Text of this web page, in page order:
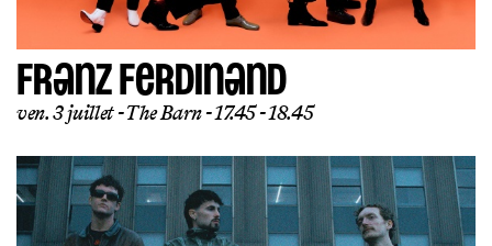
FRANZ FERDINAND
ven. 3 juillet The Barn 17.45 - 18.45